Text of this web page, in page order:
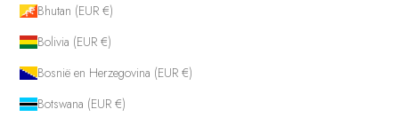
Bhutan (EUR €)
Bolivia (EUR €)
Bosnië en Herzegovina (EUR €)
Botswana (EUR €)